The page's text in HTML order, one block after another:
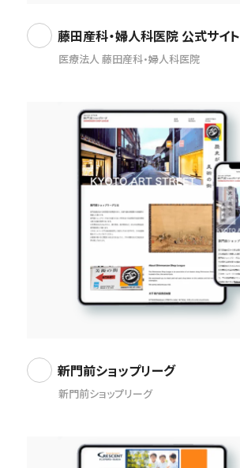
藤田産科・婦人科医院 公式サイト
医療法人 藤田産科・婦人科医院
新門前ショップリーグ
新門前ショップリーグ